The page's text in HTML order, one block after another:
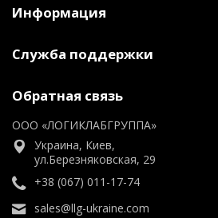
Информация
Служба поддержки
Обратная связь
ООО «ЛОГИКЛАБГРУППА»
Украина, Киев,
ул.Березняковская, 29
+38 (067) 011-17-74
sales@llg-ukraine.com